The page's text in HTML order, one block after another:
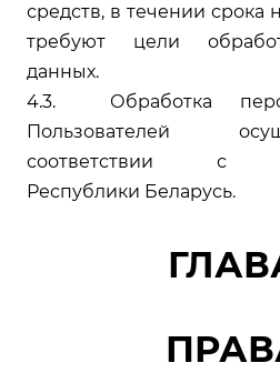
средств, в течении срока
требуют цели
данных.
4.3. Обработка
Пользователей
соответствии с
Республики Беларусь.